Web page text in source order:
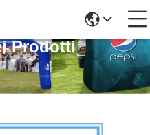
Prodotti